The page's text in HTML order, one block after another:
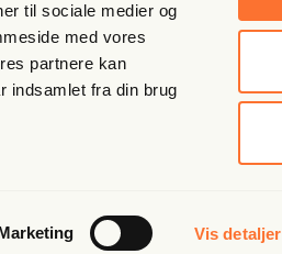
til sociale medier og
med vores
partnere kan
indsamlet fra din brug
Vis detaljer